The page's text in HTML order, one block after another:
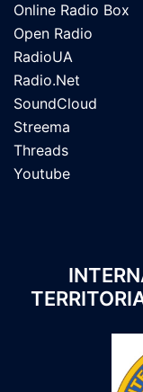
Online Radio Box
Open Radio
RadioUA
Radio.Net
SoundCloud
Streema
Threads
Youtube